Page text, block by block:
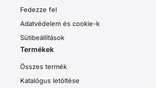
Fedezze fel
Adatvédelem és cookie-k
Sütibeállítások
Termékek
Összes termék
Katalógus letöltése